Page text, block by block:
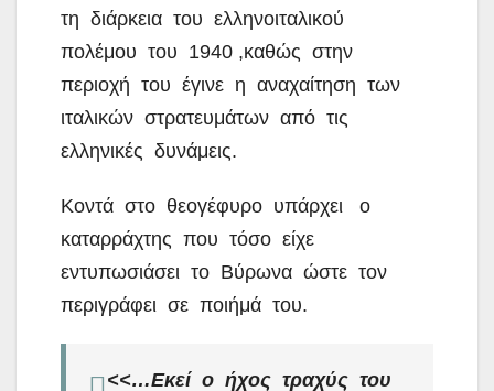
τη διάρκεια του ελληνοιταλικού
πολέμου του 1940 ,καθώς στην
περιοχή του έγινε η αναχαίτηση των
ιταλικών στρατευμάτων από τις
ελληνικές δυνάμεις.
Κοντά στο θεογέφυρο υπάρχει ο
καταρράχτης που τόσο είχε
εντυπωσιάσει το Βύρωνα ώστε τον
περιγράφει σε ποιήμά του.
<<…Εκεί ο ήχος τραχύς του